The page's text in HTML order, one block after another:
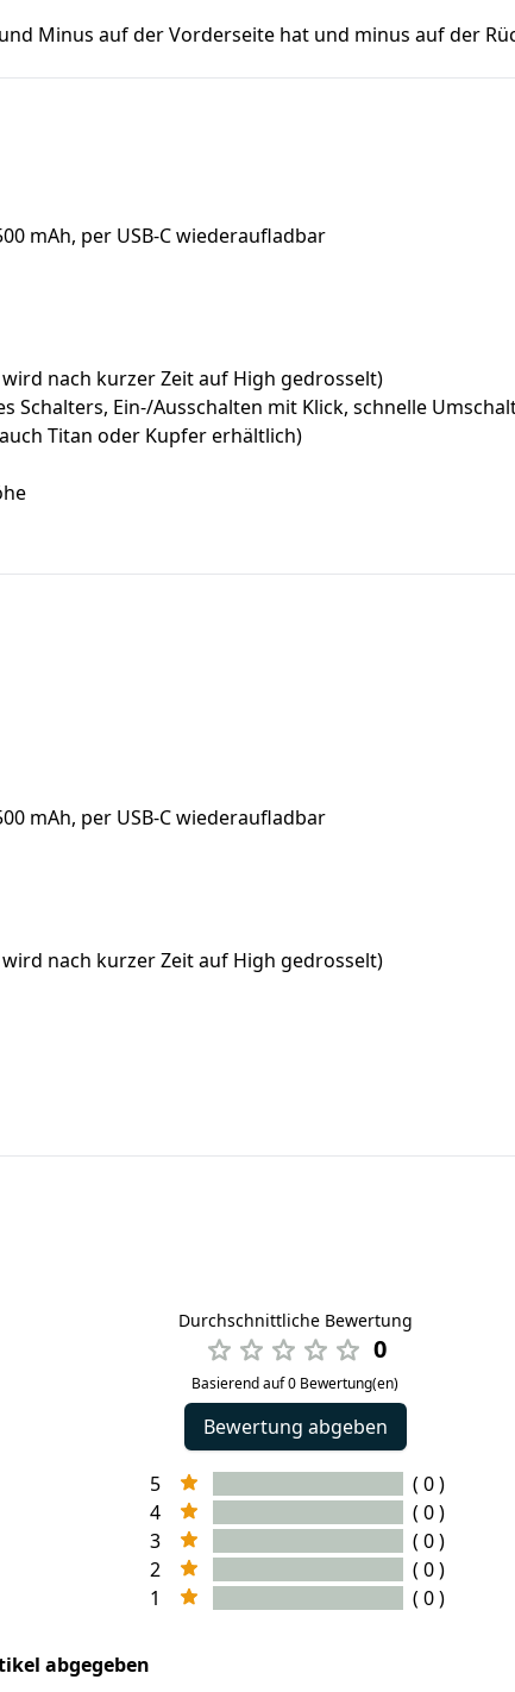
Minus auf der Vorderseite hat und minus auf der
mAh, per USB-C wiederaufladbar
nach kurzer Zeit auf High gedrosselt)
Ein-/Ausschalten mit Klick, schnelle
Titan oder Kupfer erhältlich)
mAh, per USB-C wiederaufladbar
nach kurzer Zeit auf High gedrosselt)
Durchschnittliche Bewertung
0
Basierend auf 0 Bewertung(en)
Bewertung abgeben
5
( 0 )
4
( 0 )
3
( 0 )
2
( 0 )
1
( 0 )
abgegeben